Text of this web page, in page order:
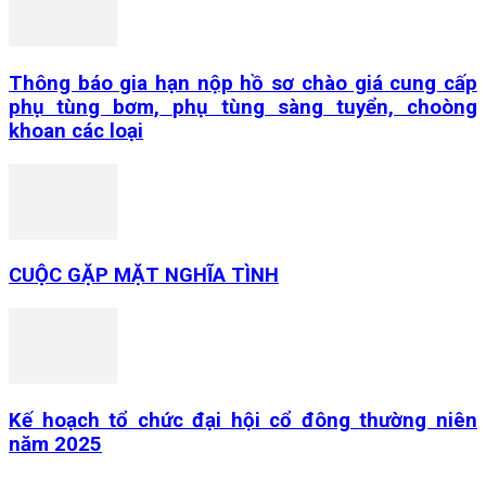
Thông báo gia hạn nộp hồ sơ chào giá cung cấp
phụ tùng bơm, phụ tùng sàng tuyển, choòng
khoan các loại
CUỘC GẶP MẶT NGHĨA TÌNH
Kế hoạch tổ chức đại hội cổ đông thường niên
năm 2025